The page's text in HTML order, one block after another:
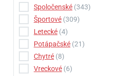
Spoločenské (343)
Športové (309)
Letecké (4)
Potápačské (21)
Chytré (8)
Vreckové (6)